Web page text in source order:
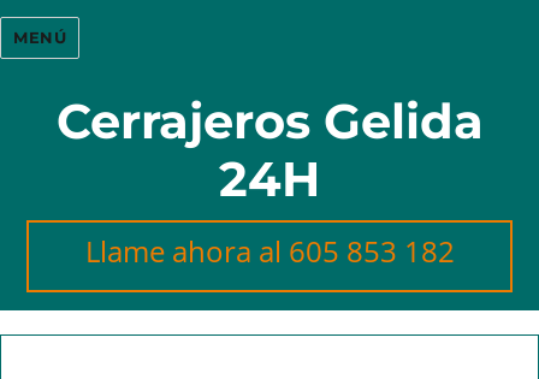
MENÚ
Cerrajeros Gelida
24H
Llame ahora al 605 853 182